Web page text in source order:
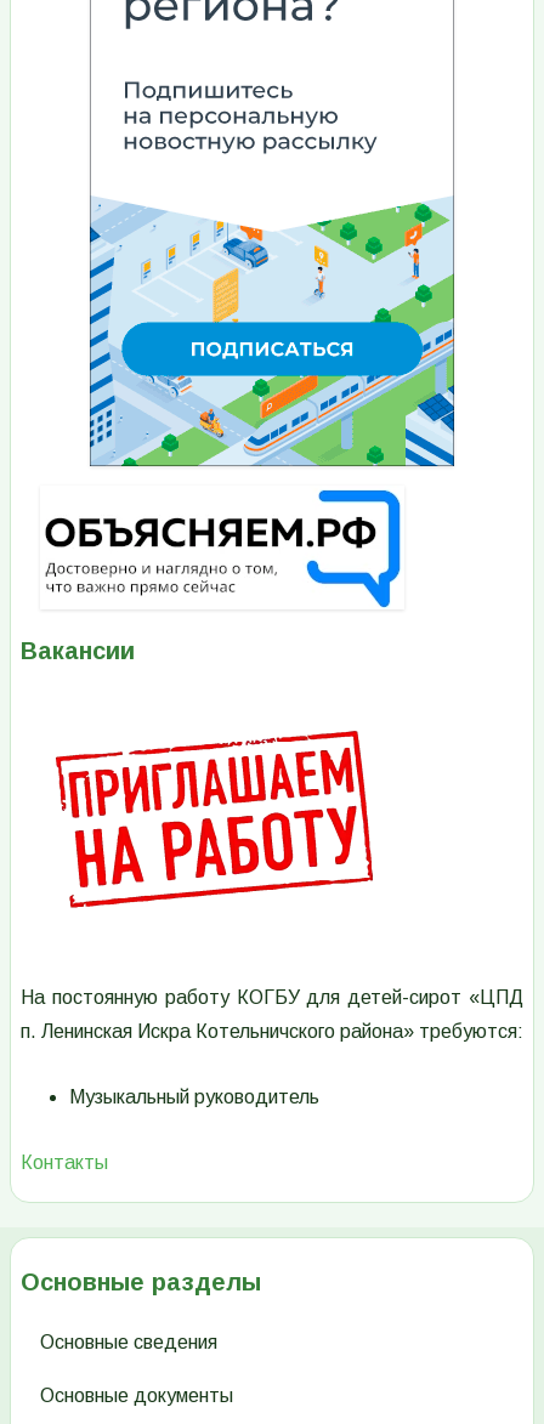
Вакансии
На постоянную работу КОГБУ для детей-сирот «ЦПД
п. Ленинская Искра Котельничского района» требуются:
Музыкальный руководитель
Контакты
Основные разделы
Основные сведения
Основные документы